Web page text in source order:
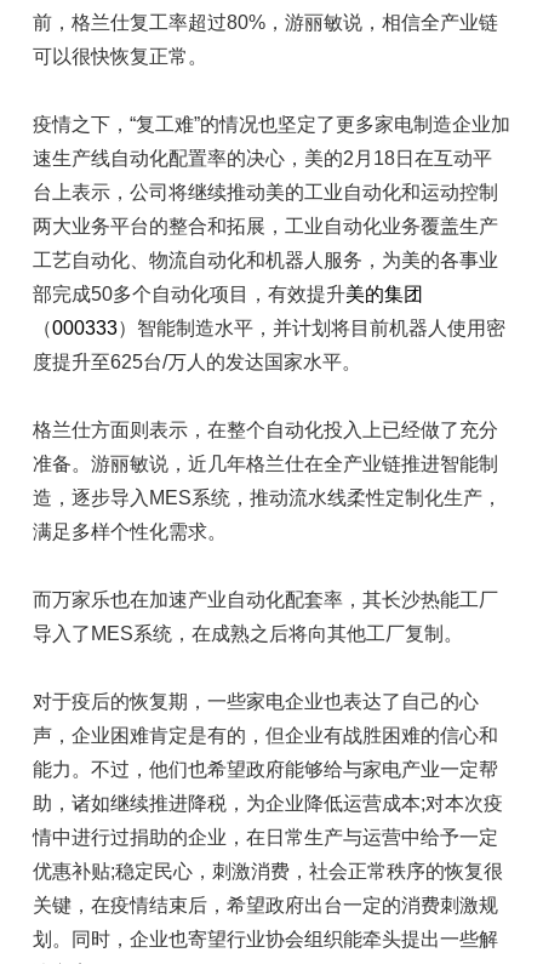
前，格兰仕复工率超过80%，游丽敏说，相信全产业链
可以很快恢复正常。
疫情之下，“复工难”的情况也坚定了更多家电制造企业加
速生产线自动化配置率的决心，美的2月18日在互动平
台上表示，公司将继续推动美的工业自动化和运动控制
两大业务平台的整合和拓展，工业自动化业务覆盖生产
工艺自动化、物流自动化和机器人服务，为美的各事业
部完成50多个自动化项目，有效提升美的集团
（000333）智能制造水平，并计划将目前机器人使用密
度提升至625台/万人的发达国家水平。
格兰仕方面则表示，在整个自动化投入上已经做了充分
准备。游丽敏说，近几年格兰仕在全产业链推进智能制
造，逐步导入MES系统，推动流水线柔性定制化生产，
满足多样个性化需求。
而万家乐也在加速产业自动化配套率，其长沙热能工厂
导入了MES系统，在成熟之后将向其他工厂复制。
对于疫后的恢复期，一些家电企业也表达了自己的心
声，企业困难肯定是有的，但企业有战胜困难的信心和
能力。不过，他们也希望政府能够给与家电产业一定帮
助，诸如继续推进降税，为企业降低运营成本;对本次疫
情中进行过捐助的企业，在日常生产与运营中给予一定
优惠补贴;稳定民心，刺激消费，社会正常秩序的恢复很
关键，在疫情结束后，希望政府出台一定的消费刺激规
划。同时，企业也寄望行业协会组织能牵头提出一些解